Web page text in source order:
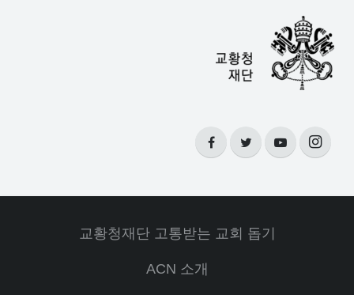
교황청재단 고통받는 교회 돕기
ACN 소개